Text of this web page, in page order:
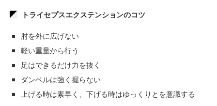
トライセプスエクステンションのコツ
肘を外に広げない
軽い重量から行う
足はできるだけ力を抜く
ダンベルは強く握らない
上げる時は素早く、下げる時はゆっくりとを意識する